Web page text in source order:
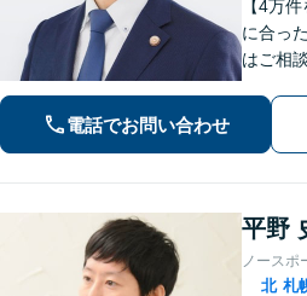
【4万
に合っ
はご相
電話でお問い合わせ
平野
ノースポ
北 札